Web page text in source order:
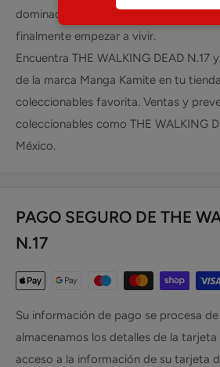
dominado por los muertos, nos
finalmente empezar a vivir.
Encuentra THE WALKING DEAD N.17
de la marca Manga Kamite en tu
coleccionables favorita. Ventas y
coleccionables como THE WALKING
México.
PAGO SEGURO DE THE
N.17
Su información de pago se procesa
almacenamos los detalles de la
acceso a la información de su tarjeta